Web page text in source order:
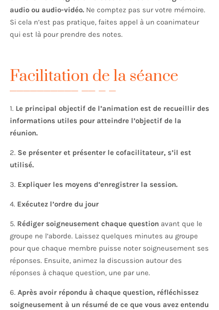
audio ou audio-vidéo. Ne comptez pas sur votre mémoire.
Si cela n’est pas pratique, faites appel à un coanimateur
qui est là pour prendre des notes.
Facilitation de la séance
1. Le principal objectif de l’animation est de recueillir des
informations utiles pour atteindre l’objectif de la
réunion.
2. Se présenter et présenter le cofacilitateur, s’il est
utilisé.
3. Expliquer les moyens d’enregistrer la session.
4. Exécutez l’ordre du jour
5. Rédiger soigneusement chaque question avant que le
groupe ne l’aborde. Laissez quelques minutes au groupe
pour que chaque membre puisse noter soigneusement ses
réponses. Ensuite, animez la discussion autour des
réponses à chaque question, une par une.
6. Après avoir répondu à chaque question, réfléchissez
soigneusement à un résumé de ce que vous avez entendu